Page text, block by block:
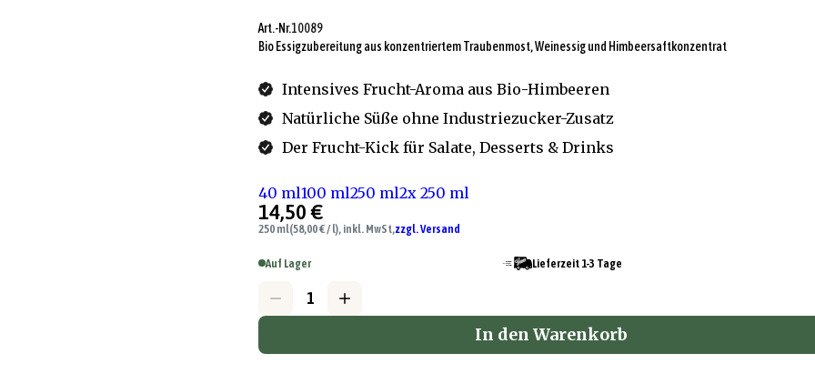
Art.-Nr.10089
Bio Essigzubereitung aus konzentriertem Traubenmost, Weinessig und Himbeersaftkonzentrat
Intensives Frucht-Aroma aus Bio-Himbeeren
Natürliche Süße ohne Industriezucker-Zusatz
Der Frucht-Kick für Salate, Desserts & Drinks
40 ml100 ml250 ml2x 250 ml
14,50 €
250 ml(58,00 € / l), inkl. MwSt,zzgl. Versand
Auf Lager Lieferzeit 1-3 Tage
In den Warenkorb